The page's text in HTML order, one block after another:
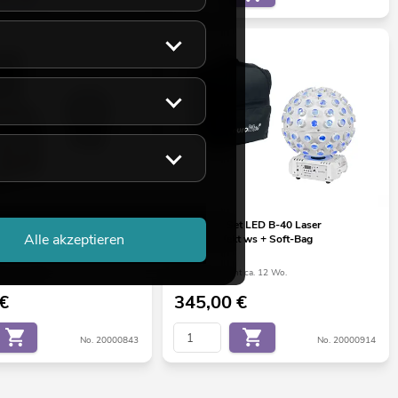
LED B-40 Laser
+ Case
No. 20000843
EUROLITE Set LED B-40 Laser
Strahleneffekt ws + Soft-Bag
Bestand reicht ca. 12 Wo.
345,00€
No. 20000914
Alle akzeptieren